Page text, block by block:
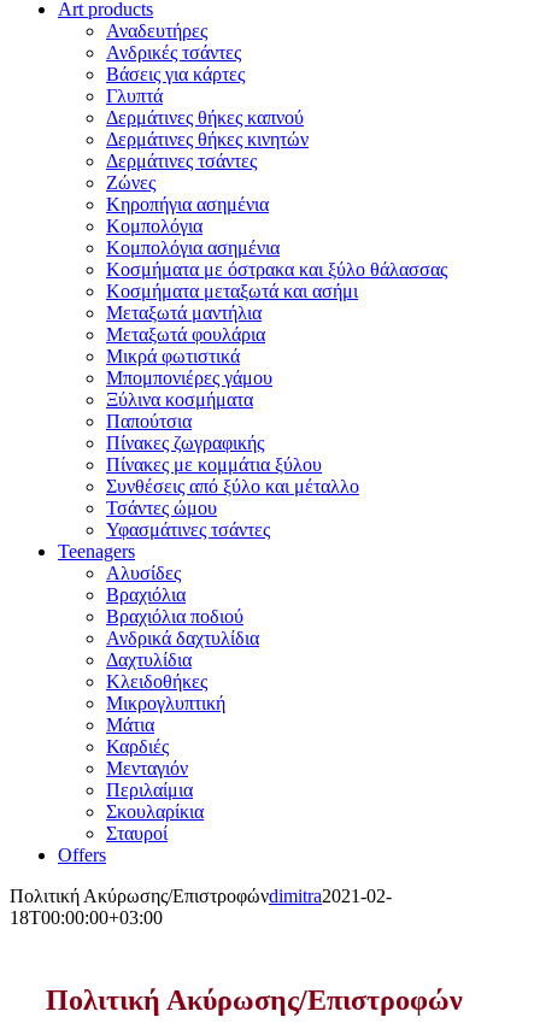
Art products
Αναδευτήρες
Ανδρικές τσάντες
Βάσεις για κάρτες
Γλυπτά
Δερμάτινες θήκες καπνού
Δερμάτινες θήκες κινητών
Δερμάτινες τσάντες
Ζώνες
Κηροπήγια ασημένια
Κομπολόγια
Κομπολόγια ασημένια
Κοσμήματα με όστρακα και ξύλο θάλασσας
Κοσμήματα μεταξωτά και ασήμι
Μεταξωτά μαντήλια
Μεταξωτά φουλάρια
Μικρά φωτιστικά
Μπομπονιέρες γάμου
Ξύλινα κοσμήματα
Παπούτσια
Πίνακες ζωγραφικής
Πίνακες με κομμάτια ξύλου
Συνθέσεις από ξύλο και μέταλλο
Τσάντες ώμου
Υφασμάτινες τσάντες
Teenagers
Αλυσίδες
Βραχιόλια
Βραχιόλια ποδιού
Ανδρικά δαχτυλίδια
Δαχτυλίδια
Κλειδοθήκες
Μικρογλυπτική
Μάτια
Καρδιές
Μενταγιόν
Περιλαίμια
Σκουλαρίκια
Σταυροί
Offers
Πολιτική Ακύρωσης/Επιστροφώνdimitra2021-02-
18T00:00:00+03:00
Πολιτική Ακύρωσης/Επιστροφών